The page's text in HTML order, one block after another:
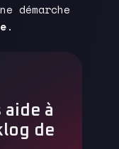
démarche
.
aide à
de